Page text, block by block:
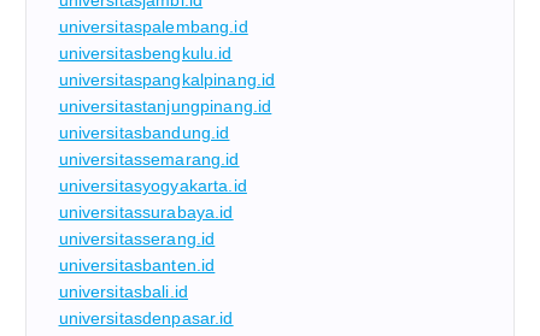
universitaspalembang.id
universitasbengkulu.id
universitaspangkalpinang.id
universitastanjungpinang.id
universitasbandung.id
universitassemarang.id
universitasyogyakarta.id
universitassurabaya.id
universitasserang.id
universitasbanten.id
universitasbali.id
universitasdenpasar.id